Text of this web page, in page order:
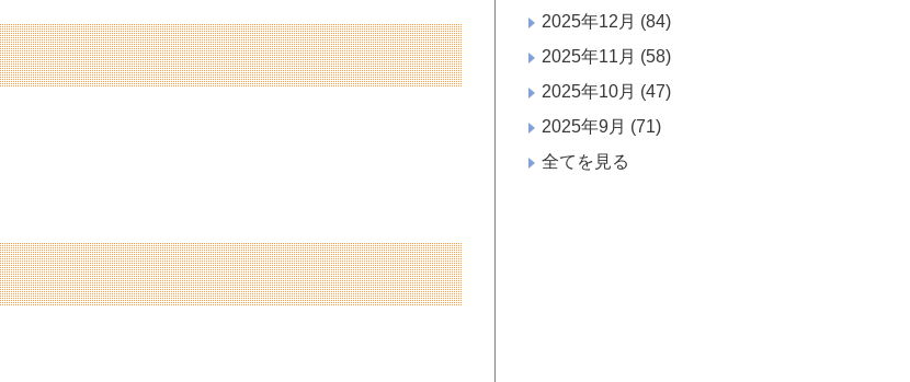
2025年12月 (84)
2025年11月 (58)
2025年10月 (47)
2025年9月 (71)
全てを見る